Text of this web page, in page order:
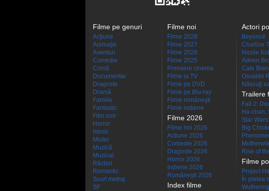
Filme pe genuri
Acţiune
Animaţie
Aventuri
Comedie
Crimă
Documentar
Dragoste
Dramă
Familie
Fantastic
Film noir
Horror
Istoric
Mister
Muzică
Muzical
Război
Romantic
Scurt metraj
SF
Filme noi
Filme 2028
Filme 2027
Filme 2026
Filme 2025
Premiere cinema
Filme la TV
Filme pe DVD
Filme pe Blu-ray
Filme româneşti
Filme indiene
Filme 2026
Filme noi 2026
Actiune 2026
Comedie 2026
Dragoste 2026
Horror 2026
Indiene 2026
Româneşti 2026
Index filme
Actori
Beyoncé
Charlize
Nicole
Adrien
Cate
Osvaldo
Născuţi
Trailere
Fall 2:
Ha-chan,
Star
Big
Rise of
Filme
Project
În pielea